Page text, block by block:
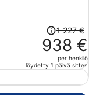
Hinta
oli
1 227 €,
hinta
nyt
1 227 €
938 €
per henkilö
löydetty 1 päivä sitten